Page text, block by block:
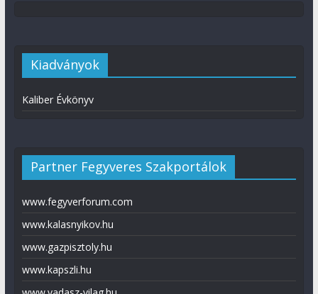
Kiadványok
Kaliber Évkönyv
Partner Fegyveres Szakportálok
www.fegyverforum.com
www.kalasnyikov.hu
www.gazpisztoly.hu
www.kapszli.hu